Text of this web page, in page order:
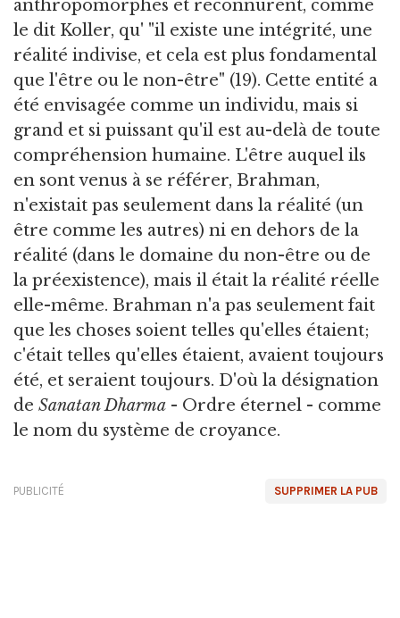
anthropomorphes et reconnurent, comme
le dit Koller, qu' "il existe une intégrité, une
réalité indivise, et cela est plus fondamental
que l'être ou le non-être" (19). Cette entité a
été envisagée comme un individu, mais si
grand et si puissant qu'il est au-delà de toute
compréhension humaine. L'être auquel ils
en sont venus à se référer, Brahman,
n'existait pas seulement dans la réalité (un
être comme les autres) ni en dehors de la
réalité (dans le domaine du non-être ou de
la préexistence), mais il était la réalité réelle
elle-même. Brahman n'a pas seulement fait
que les choses soient telles qu'elles étaient;
c'était telles qu'elles étaient, avaient toujours
été, et seraient toujours. D'où la désignation
de Sanatan Dharma - Ordre éternel - comme
le nom du système de croyance.
SUPPRIMER LA PUB
PUBLICITÉ